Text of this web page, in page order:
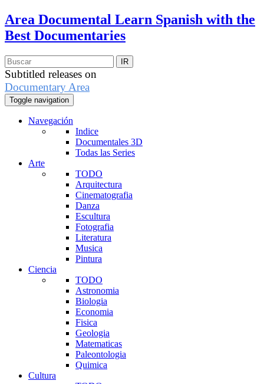
Area Documental Learn Spanish with the
Best Documentaries
Subtitled releases on
Documentary Area
Toggle navigation
Navegación
Indice
Documentales 3D
Todas las Series
Arte
TODO
Arquitectura
Cinematografia
Danza
Escultura
Fotografia
Literatura
Musica
Pintura
Ciencia
TODO
Astronomia
Biologia
Economia
Fisica
Geologia
Matematicas
Paleontologia
Quimica
Cultura